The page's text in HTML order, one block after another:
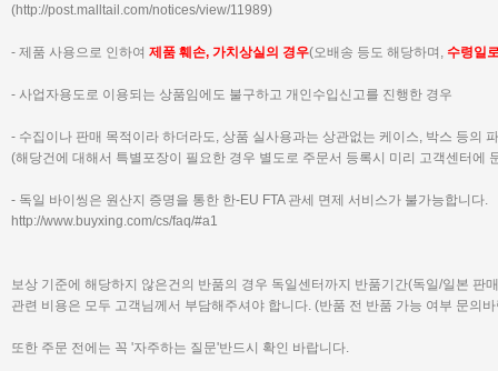
(http://post.malltail.com/notices/view/11989)
- 제품 사용으로 인하여 제품 훼손, 가치상실의 경우(오배송 등도 해당하며, 수령일
- 사업자용도로 이용되는 상품임에도 불구하고 개인수입신고를 진행한 경우
- 수집이나 판매 목적이라 하더라도, 상품 실사용과는 상관없는 케이스, 박스 등의
(해당건에 대해서 특별포장이 필요한 경우 별도로 주문서 등록시 미리 고객센터에
- 독일 바이씽은 원산지 증명을 통한 한-EU FTA 관세 면제 서비스가 불가능합니다.
http://www.buyxing.com/cs/faq/#a1
보상 기준에 해당하지 않은건의 반품의 경우 독일센터까지 반품기간(독일/일본 판
관련 비용은 모두 고객님께서 부담해주셔야 합니다. (반품 전 반품 가능 여부 문의
또한 주문 전에는 꼭 '자주하는 질문'반드시 확인 바랍니다.